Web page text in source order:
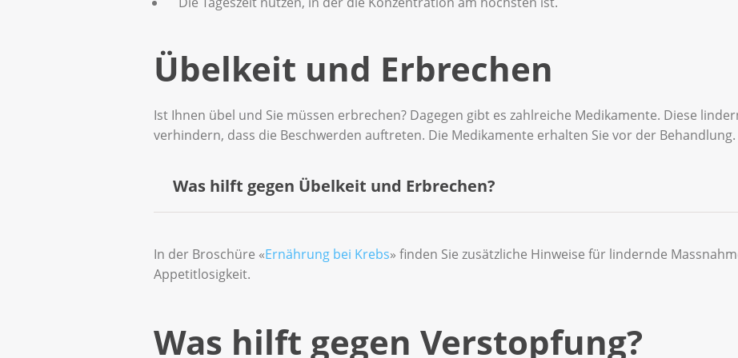
Übelkeit und Erbrechen
Ist Ihnen übel und Sie müssen erbrechen? Dagegen gibt es zahlreiche Medikamente. Diese
verhindern, dass die Beschwerden auftreten. Die Medikamente erhalten Sie vor der Behandlung.
Was hilft gegen Übelkeit und Erbrechen?
Medikamente, welche die Magensäure hemmen, können helfen.
In der Broschüre «Ernährung bei Krebs» finden Sie zusätzliche Hinweise für lindernde
Appetitlosigkeit.
Was hilft gegen Verstopfung?